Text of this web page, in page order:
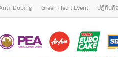
Doping Green Heart Event ปฏิทินกิ